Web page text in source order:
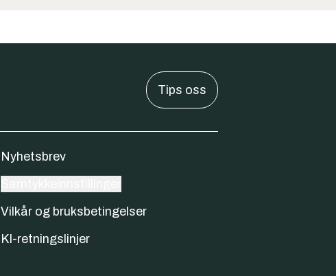
Tips oss
Nyhetsbrev
Vilkår og bruksbetingelser
KI-retningslinjer